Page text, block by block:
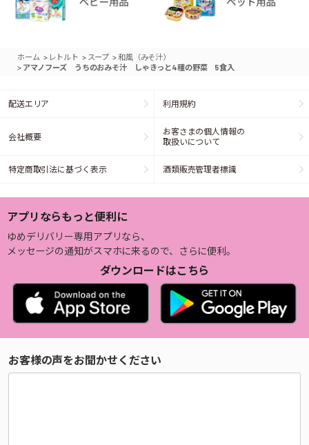
ホーム > レトルト > スープ >和風（みそ汁）
> アマノフーズ うちのおみそ汁 しゃきっと4種の野菜 5食入
配送エリア 利用規約
会社概要
お客さまの個人情報の
取扱いについて
特定商取引法に基づく表示 酒類販売管理者標識
アプリならもっと便利に
ゆめデリバリー専用アプリなら、
メッセージの通知がスマホに来るので、さらに便利。
ダウンロードはこちら
お客様の声をお聞かせください